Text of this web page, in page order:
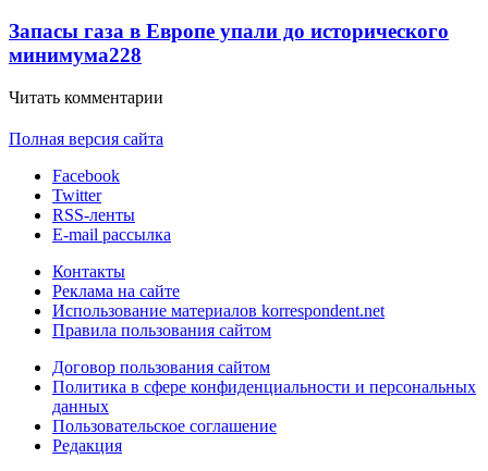
Запасы газа в Европе упали до исторического
минимума228
Читать комментарии
Полная версия сайта
Facebook
Twitter
RSS-ленты
E-mail рассылка
Контакты
Реклама на сайте
Использование материалов korrespondent.net
Правила пользования сайтом
Договор пользования сайтом
Политика в сфере конфиденциальности и персональных
данных
Пользовательское соглашение
Редакция